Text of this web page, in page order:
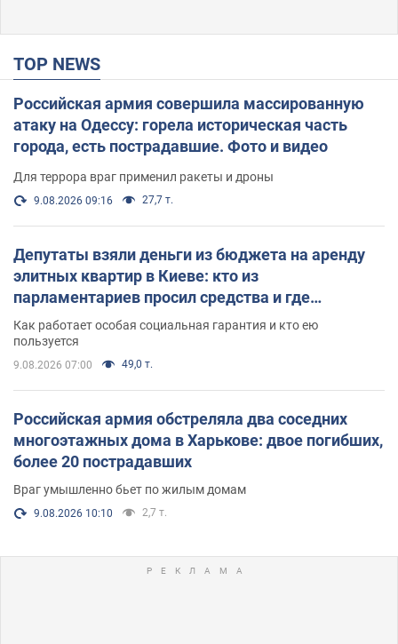
TOP NEWS
Российская армия совершила массированную
атаку на Одессу: горела историческая часть
города, есть пострадавшие. Фото и видео
Для террора враг применил ракеты и дроны
9.08.2026 09:16 27,7 т.
Депутаты взяли деньги из бюджета на аренду
элитных квартир в Киеве: кто из
парламентариев просил средства и где
поселился
Как работает особая социальная гарантия и кто ею
пользуется
9.08.2026 07:00 49,0 т.
Российская армия обстреляла два соседних
многоэтажных дома в Харькове: двое погибших,
более 20 пострадавших
Враг умышленно бьет по жилым домам
9.08.2026 10:10 2,7 т.